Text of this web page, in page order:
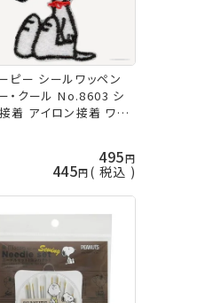
ピー シールワッペン
・クール No.8603 シ
着 アイロン接着 ワン
ト ネコポス可 ミササ
495
445 税込